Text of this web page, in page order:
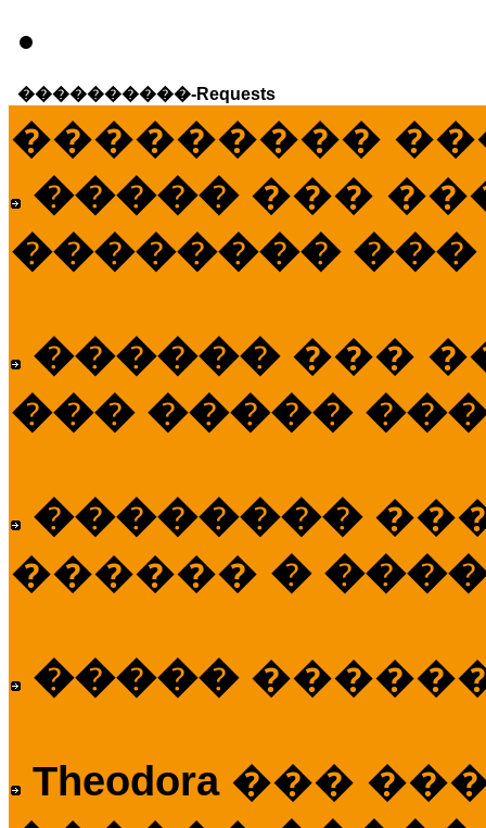
����������-Requests
���������
����� ���
��������
������ ���
��� �����
��������
������ �
�����
Theodora ���